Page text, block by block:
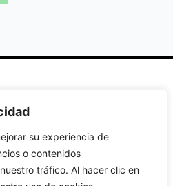
su experiencia de
o contenidos
tráfico. Al hacer clic en
cookies
Legal
de
Instagram